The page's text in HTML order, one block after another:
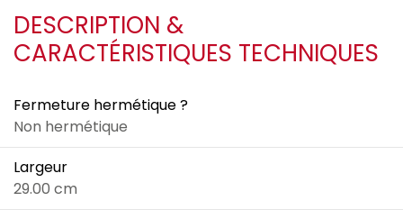
DESCRIPTION &
CARACTÉRISTIQUES TECHNIQUES
Fermeture hermétique ?
Non hermétique
Largeur
29.00 cm